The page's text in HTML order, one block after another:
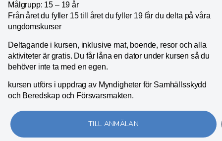
Målgrupp: 15 – 19 år
Från året du fyller 15 till året du fyller 19 får du delta på våra
ungdomskurser
Deltagande i kursen, inklusive mat, boende, resor och alla
aktiviteter är gratis. Du får låna en dator under kursen så du
behöver inte ta med en egen.
kursen utförs i uppdrag av Myndigheter för Samhällsskydd
och Beredskap och Försvarsmakten.
TILL ANMÄLAN